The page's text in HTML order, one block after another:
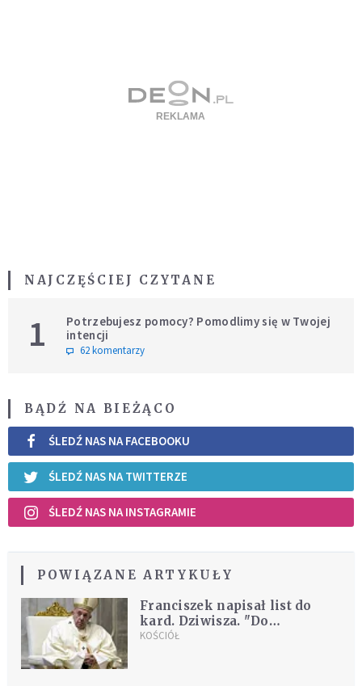
NAJCZĘŚCIEJ CZYTANE
1
Potrzebujesz pomocy? Pomodlimy się w Twojej
intencji
62 komentarzy
BĄDŹ NA BIEŻĄCO
ŚLEDŹ NAS NA FACEBOOKU
ŚLEDŹ NAS NA TWITTERZE
ŚLEDŹ NAS NA INSTAGRAMIE
POWIĄZANE ARTYKUŁY
Franciszek napisał list do
kard. Dziwisza. "Do
wypełnienia tego zadania
KOŚCIÓŁ